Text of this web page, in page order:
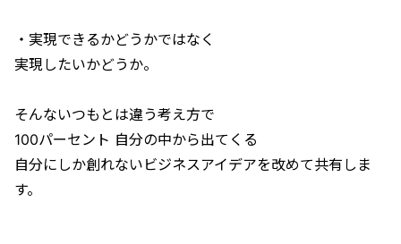
・実現できるかどうかではなく
実現したいかどうか。
そんないつもとは違う考え方で
100パーセント 自分の中から出てくる
自分にしか創れないビジネスアイデアを改めて共有しま
す。